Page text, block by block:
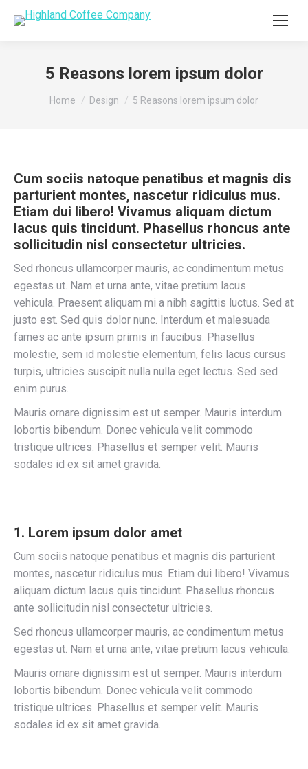
5 Reasons lorem ipsum dolor
You are here:
Home Design 5 Reasons lorem ipsum dolor
Cum sociis natoque penatibus et magnis dis
parturient montes, nascetur ridiculus mus.
Etiam dui libero! Vivamus aliquam dictum
lacus quis tincidunt. Phasellus rhoncus ante
sollicitudin nisl consectetur ultricies.
Sed rhoncus ullamcorper mauris, ac condimentum metus
egestas ut. Nam et urna ante, vitae pretium lacus
vehicula. Praesent aliquam mi a nibh sagittis luctus. Sed at
justo est. Sed quis dolor nunc. Interdum et malesuada
fames ac ante ipsum primis in faucibus. Phasellus
molestie, sem id molestie elementum, felis lacus cursus
turpis, ultricies suscipit nulla nulla eget lectus. Sed sed
enim purus.
Mauris ornare dignissim est ut semper. Mauris interdum
lobortis bibendum. Donec vehicula velit commodo
tristique ultrices. Phasellus et semper velit. Mauris
sodales id ex sit amet gravida.
1. Lorem ipsum dolor amet
Cum sociis natoque penatibus et magnis dis parturient
montes, nascetur ridiculus mus. Etiam dui libero! Vivamus
aliquam dictum lacus quis tincidunt. Phasellus rhoncus
ante sollicitudin nisl consectetur ultricies.
Sed rhoncus ullamcorper mauris, ac condimentum metus
egestas ut. Nam et urna ante, vitae pretium lacus vehicula.
Mauris ornare dignissim est ut semper. Mauris interdum
lobortis bibendum. Donec vehicula velit commodo
tristique ultrices. Phasellus et semper velit. Mauris
sodales id ex sit amet gravida.